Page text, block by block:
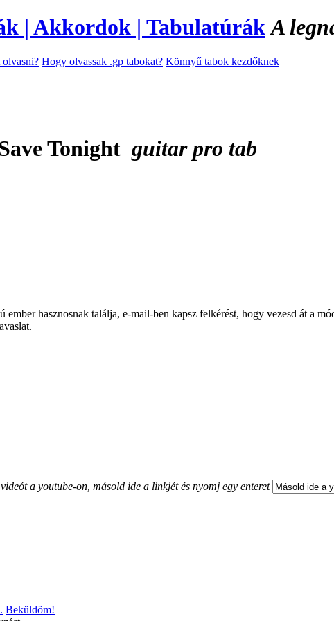
A
Hogy olvassak .gp tabokat? Könnyű tabok kezdőknek
Tonight guitar pro tab
ember hasznosnak találja, e-mail-ben kapsz felkérést, hogy vezesd át a
a youtube-on, másold ide a linkjét és nyomj egy enteret
Beküldöm!